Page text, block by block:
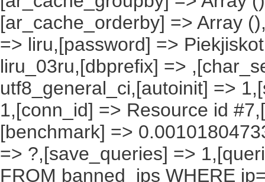
[ar_cache_orderby] => Array
=> liru,[password] =>
liru_03ru,[dbprefix] =>
utf8_general_ci,[autoinit] =>
1,[conn_id] => Resource id
[benchmark] =>
=> ?,[save_queries] =>
FROM banned_ips WHERE